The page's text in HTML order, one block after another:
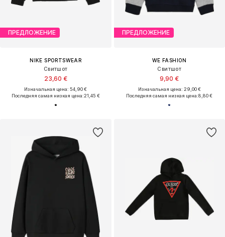
ПРЕДЛОЖЕНИЕ
NIKE SPORTSWEAR
Свитшот
23,60 €
Изначальная цена: 54,90 €
Последняя самая низкая цена:21,45 €
ПРЕДЛОЖЕНИЕ
WE FASHION
Свитшот
9,90 €
Изначальная цена: 29,00 €
Последняя самая низкая цена:8,80 €